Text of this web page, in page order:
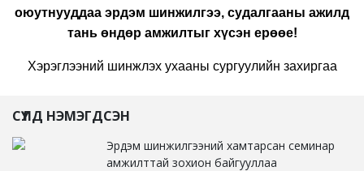
оюутнууддаа эрдэм шинжилгээ, судалгааны ажилд
тань өндөр амжилтыг хүсэн ерөөе!
Хэрэглээний шинжлэх ухааны сургуулийн захиргаа
СҮҮЛД НЭМЭГДСЭН
Эрдэм шинжилгээний хамтарсан семинар
амжилттай зохион байгууллаа